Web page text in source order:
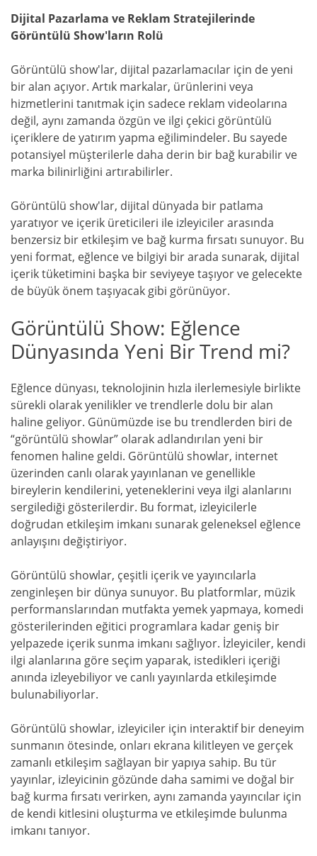
Dijital Pazarlama ve Reklam Stratejilerinde
Görüntülü Show'ların Rolü
Görüntülü show'lar, dijital pazarlamacılar için de yeni
bir alan açıyor. Artık markalar, ürünlerini veya
hizmetlerini tanıtmak için sadece reklam videolarına
değil, aynı zamanda özgün ve ilgi çekici görüntülü
içeriklere de yatırım yapma eğilimindeler. Bu sayede
potansiyel müşterilerle daha derin bir bağ kurabilir ve
marka bilinirliğini artırabilirler.
Görüntülü show'lar, dijital dünyada bir patlama
yaratıyor ve içerik üreticileri ile izleyiciler arasında
benzersiz bir etkileşim ve bağ kurma fırsatı sunuyor. Bu
yeni format, eğlence ve bilgiyi bir arada sunarak, dijital
içerik tüketimini başka bir seviyeye taşıyor ve gelecekte
de büyük önem taşıyacak gibi görünüyor.
Görüntülü Show: Eğlence
Dünyasında Yeni Bir Trend mi?
Eğlence dünyası, teknolojinin hızla ilerlemesiyle birlikte
sürekli olarak yenilikler ve trendlerle dolu bir alan
haline geliyor. Günümüzde ise bu trendlerden biri de
“görüntülü showlar” olarak adlandırılan yeni bir
fenomen haline geldi. Görüntülü showlar, internet
üzerinden canlı olarak yayınlanan ve genellikle
bireylerin kendilerini, yeteneklerini veya ilgi alanlarını
sergilediği gösterilerdir. Bu format, izleyicilerle
doğrudan etkileşim imkanı sunarak geleneksel eğlence
anlayışını değiştiriyor.
Görüntülü showlar, çeşitli içerik ve yayıncılarla
zenginleşen bir dünya sunuyor. Bu platformlar, müzik
performanslarından mutfakta yemek yapmaya, komedi
gösterilerinden eğitici programlara kadar geniş bir
yelpazede içerik sunma imkanı sağlıyor. İzleyiciler, kendi
ilgi alanlarına göre seçim yaparak, istedikleri içeriği
anında izleyebiliyor ve canlı yayınlarda etkileşimde
bulunabiliyorlar.
Görüntülü showlar, izleyiciler için interaktif bir deneyim
sunmanın ötesinde, onları ekrana kilitleyen ve gerçek
zamanlı etkileşim sağlayan bir yapıya sahip. Bu tür
yayınlar, izleyicinin gözünde daha samimi ve doğal bir
bağ kurma fırsatı verirken, aynı zamanda yayıncılar için
de kendi kitlesini oluşturma ve etkileşimde bulunma
imkanı tanıyor.